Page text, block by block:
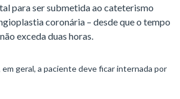
para ser submetida ao cateterismo
coronária – desde que o tempo
exceda duas horas.
geral, a paciente deve ficar internada por